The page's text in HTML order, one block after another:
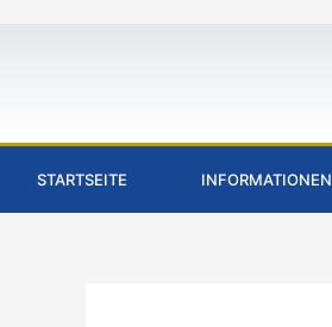
STARTSEITE INFORMATIONEN